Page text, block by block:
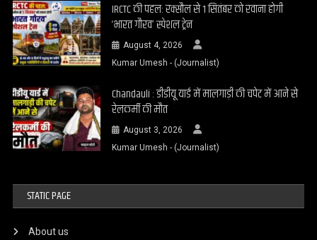
IRCTC की पहल: रक्सौल से 1 सितंबर को रवाना होगी
‘भारत गौरव’ स्पेशल ट्रेन
August 4, 2026
Kumar Umesh - (Journalist)
Chandauli : डीडीयू यार्ड में मालगाड़ी की चपेट में आने से
रेलकर्मी की मौत
August 3, 2026
Kumar Umesh - (Journalist)
STATIC PAGE
About us